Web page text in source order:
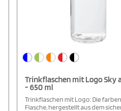
Trinkflaschen mit Logo Sky
- 650 ml
Trinkflaschen mit Logo: Die
Flasche, hergestellt aus dem